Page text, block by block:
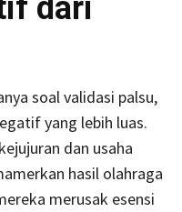
dari
soal validasi palsu,
yang lebih luas.
dan usaha
hasil olahraga
merusak esensi